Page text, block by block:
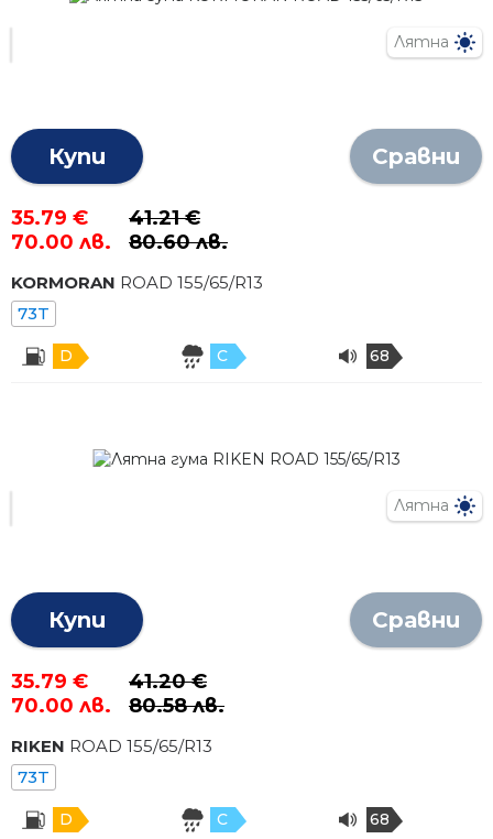
Лятна
Купи Сравни
35.79 €
70.00 лв.
41.21 €
80.60 лв.
KORMORAN ROAD 155/65/R13
73T
D C 68
Лятна
Купи Сравни
35.79 €
70.00 лв.
41.20 €
80.58 лв.
RIKEN ROAD 155/65/R13
73T
D C 68